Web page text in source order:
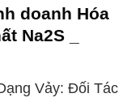
doanh Hóa
Na2S _
Vảy: Đối Tác